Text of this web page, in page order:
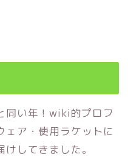
同い年！wiki的プロフ
ェア・使用ラケットに
してきました。